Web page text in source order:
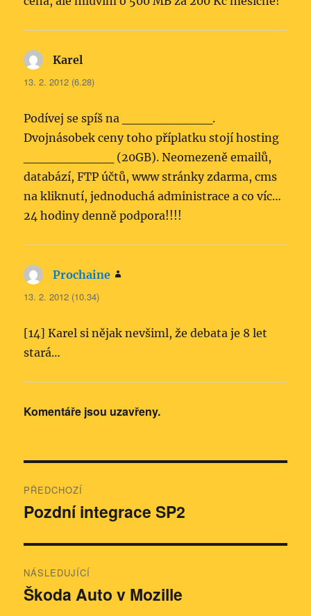
Karel
13. 2. 2012 (6.28)
Podívej se spíš na __________.
Dvojnásobek ceny toho příplatku stojí hosting
__________ (20GB). Neomezeně emailů,
databází, FTP účtů, www stránky zdarma, cms
na kliknutí, jednoduchá administrace a co víc…
24 hodiny denně podpora!!!!
Prochaine
13. 2. 2012 (10.34)
[14] Karel si nějak nevšiml, že debata je 8 let
stará…
Komentáře jsou uzavřeny.
pro
PŘEDCHOZÍ
Předchozí
Pozdní integrace SP2
NÁSLEDUJÍCÍ
Následující
Škoda Auto v Mozille